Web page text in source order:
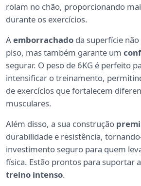
rolam no chão, proporcionando
durante os exercícios.
Aemborrachado da superfície
piso, mas também garante um
segurar. O peso de 6KG é perfeito
intensificar o treinamento,
de exercícios que fortalecem
musculares.
Além disso, a sua construção
durabilidade e resistência,
investimento seguro para quem
física. Estão prontos para suportar
treino intenso.